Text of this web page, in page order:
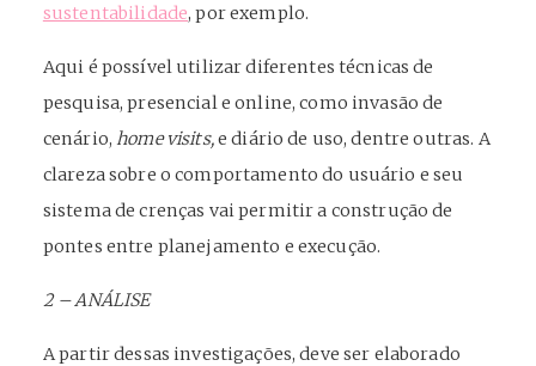
sustentabilidade, por exemplo.
Aqui é possível utilizar diferentes técnicas de
pesquisa, presencial e online, como invasão de
cenário,home visits,e diário de uso, dentre outras. A
clareza sobre o comportamento do usuário e seu
sistema de crenças vai permitir a construção de
pontes entre planejamento e execução.
2 – ANÁLISE
A partir dessas investigações, deve ser elaborado